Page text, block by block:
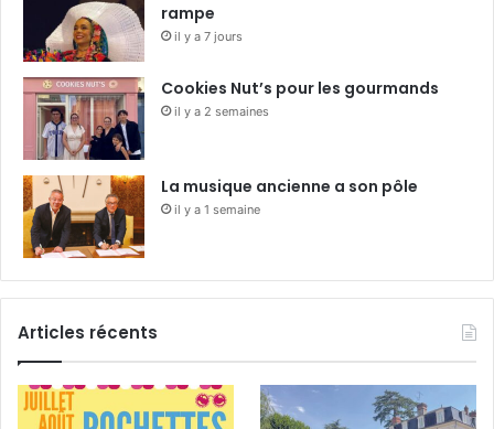
rampe
il y a 7 jours
Cookies Nut’s pour les gourmands
il y a 2 semaines
La musique ancienne a son pôle
il y a 1 semaine
Articles récents